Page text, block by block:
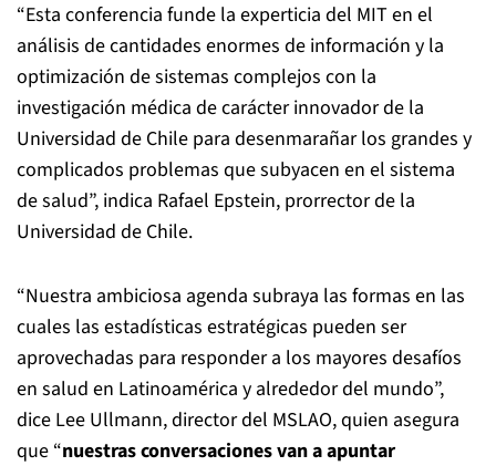
“Esta conferencia funde la experticia del MIT en el
análisis de cantidades enormes de información y la
optimización de sistemas complejos con la
investigación médica de carácter innovador de la
Universidad de Chile para desenmarañar los grandes y
complicados problemas que subyacen en el sistema
de salud”, indica Rafael Epstein, prorrector de la
Universidad de Chile.
“Nuestra ambiciosa agenda subraya las formas en las
cuales las estadísticas estratégicas pueden ser
aprovechadas para responder a los mayores desafíos
en salud en Latinoamérica y alrededor del mundo”,
dice Lee Ullmann, director del MSLAO, quien asegura
que “nuestras conversaciones van a apuntar